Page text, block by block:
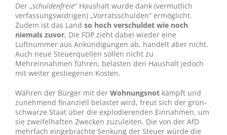
Der „schuldenfreie“ Haushalt wurde dank (vermutlich
verfassungswidrigen) „Vorratsschulden“ ermöglicht.
Zudem ist das Land so hoch verschuldet wie noch
niemals zuvor. Die FDP zieht dabei wieder eine
Luftnummer aus Ankündigungen ab, handelt aber nicht.
Auch neue Steuerquellen sollen nicht zu
Mehreinnahmen führen, belasten den Haushalt jedoch
mit weiter gestiegenen Kosten.
Währen der Bürger mit der Wohnungsnot kämpft und
zunehmend finanziell belastet wird, freut sich der grün-
schwarze Staat über die explodierenden Einnahmen, um
sie zweifelhaften Zwecken zuzuleiten. Die von der AfD
mehrfach eingebrachte Senkung der Steuer würde die